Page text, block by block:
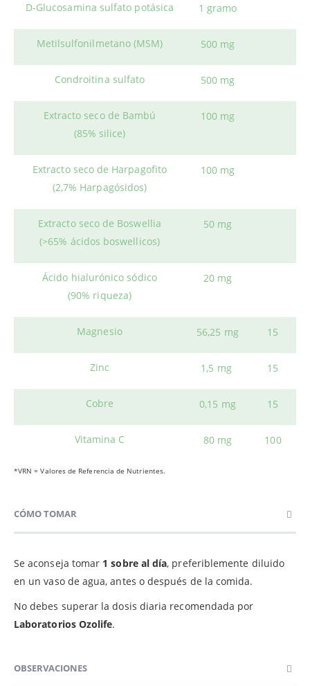
D‐Glucosamina sulfato potásica 1 gramo
Metilsulfonilmetano (MSM) 500 mg
Condroitina sulfato 500 mg
Extracto seco de Bambú
(85% silice)
100 mg
Extracto seco de Harpagofito
(2,7% Harpagósidos)
100 mg
Extracto seco de Boswellia
(>65% ácidos boswellicos)
50 mg
Ácido hialurónico sódico
(90% riqueza)
20 mg
Magnesio 56,25 mg 15
Zinc 1,5 mg 15
Cobre 0,15 mg 15
Vitamina C 80 mg 100
*VRN = Valores de Referencia de Nutrientes.
CÓMO TOMAR
Se aconseja tomar 1 sobre al día, preferiblemente diluido
en un vaso de agua, antes o después de la comida.
No debes superar la dosis diaria recomendada por
Laboratorios Ozolife.
OBSERVACIONES